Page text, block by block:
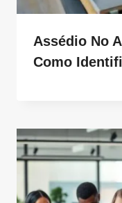
Assédio No
Como